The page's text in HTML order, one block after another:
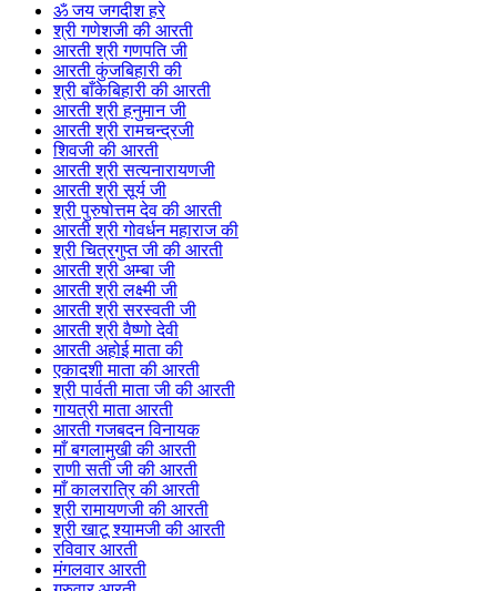
ॐ जय जगदीश हरे
श्री गणेशजी की आरती
आरती श्री गणपति जी
आरती कुंजबिहारी की
श्री बाँकेबिहारी की आरती
आरती श्री हनुमान जी
आरती श्री रामचन्द्रजी
शिवजी की आरती
आरती श्री सत्यनारायणजी
आरती श्री सूर्य जी
श्री पुरुषोत्तम देव की आरती
आरती श्री गोवर्धन महाराज की
श्री चित्रगुप्त जी की आरती
आरती श्री अम्बा जी
आरती श्री लक्ष्मी जी
आरती श्री सरस्वती जी
आरती श्री वैष्णो देवी
आरती अहोई माता की
एकादशी माता की आरती
श्री पार्वती माता जी की आरती
गायत्री माता आरती
आरती गजबदन विनायक
माँ बगलामुखी की आरती
राणी सती जी की आरती
माँ कालरात्रि की आरती
श्री रामायणजी की आरती
श्री खाटू श्यामजी की आरती
रविवार आरती
मंगलवार आरती